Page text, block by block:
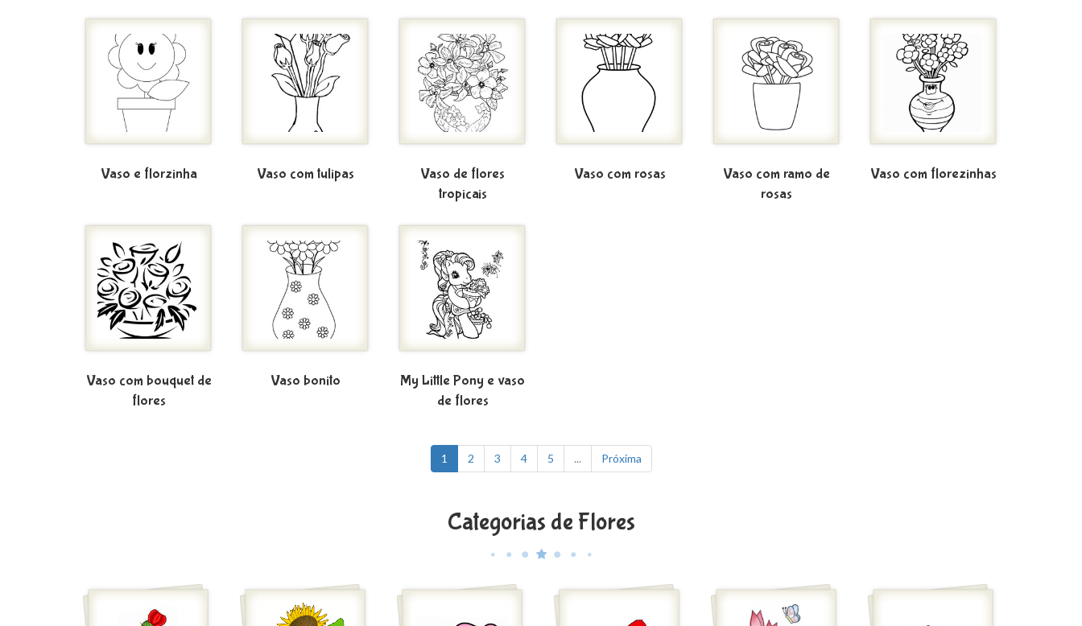
Vaso e florzinha Vaso com tulipas
Vaso de flores
tropicais
Vaso com rosas
Vaso com ramo de
rosas
Vaso com florezinhas
Vaso com bouquet de
flores
Vaso bonito
My Little Pony e vaso
de flores
1 2 3 4 5 ... Próxima
Categorias de Flores